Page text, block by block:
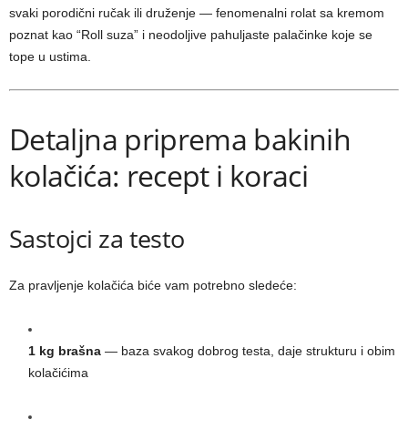
svaki porodični ručak ili druženje — fenomenalni rolat sa kremom
poznat kao “Roll suza” i neodoljive pahuljaste palačinke koje se
tope u ustima.
Detaljna priprema bakinih
kolačića: recept i koraci
Sastojci za testo
Za pravljenje kolačića biće vam potrebno sledeće:
1 kg brašna — baza svakog dobrog testa, daje strukturu i obim
kolačićima